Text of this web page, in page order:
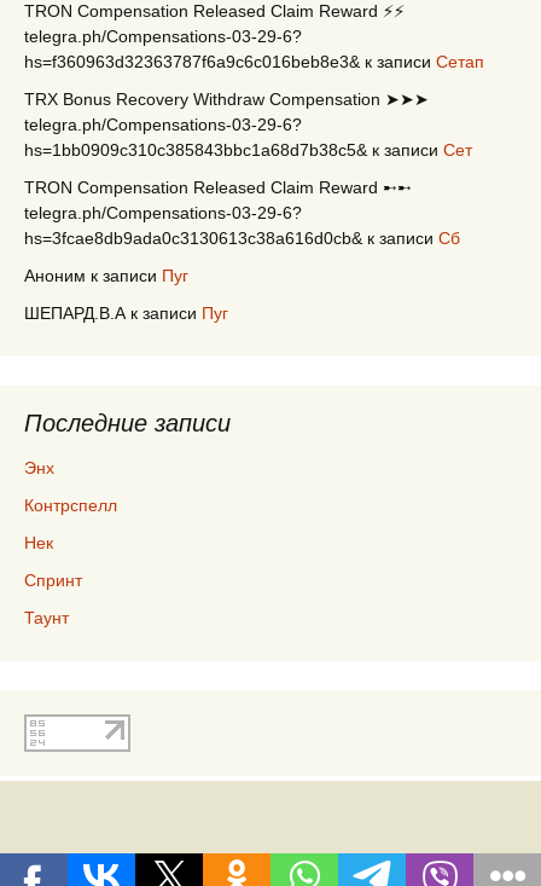
TRON Compensation Released Claim Reward ⚡⚡
telegra.ph/Compensations-03-29-6?
hs=f360963d32363787f6a9c6c016beb8e3& к записи Сетап
TRX Bonus Recovery Withdraw Compensation ➤➤➤
telegra.ph/Compensations-03-29-6?
hs=1bb0909c310c385843bbc1a68d7b38c5& к записи Сет
TRON Compensation Released Claim Reward ➸➸
telegra.ph/Compensations-03-29-6?
hs=3fcae8db9ada0c3130613c38a616d0cb& к записи Сб
Аноним к записи Пуг
ШЕПАРД.В.А к записи Пуг
Последние записи
Энх
Контрспелл
Нек
Спринт
Таунт